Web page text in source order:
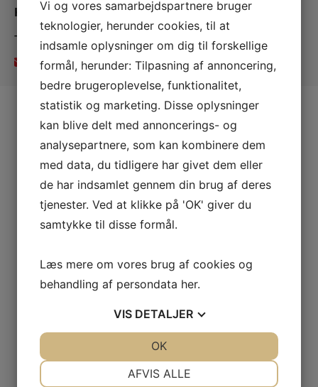
Kontakt os
Tingsted Gymnastikforening
tgbestyrelse@gmail.com
Vi og vores samarbejdspartnere bruger
teknologier, herunder cookies, til at
indsamle oplysninger om dig til forskellige
formål, herunder: Tilpasning af annoncering,
bedre brugeroplevelse, funktionalitet,
statistik og marketing. Disse oplysninger
kan blive delt med annoncerings- og
analysepartnere, som kan kombinere dem
med data, du tidligere har givet dem eller
de har indsamlet gennem din brug af deres
tjenester. Ved at klikke på 'OK' giver du
samtykke til disse formål.
Læs mere om vores brug af cookies og
behandling af persondata her.
VIS DETALJER
AFVIS ALLE
OK